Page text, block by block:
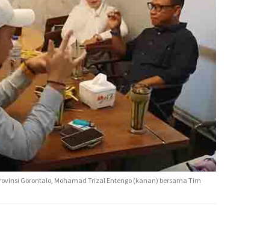
Gorontalo, Mohamad Trizal Entengo (kanan) bersama Tim